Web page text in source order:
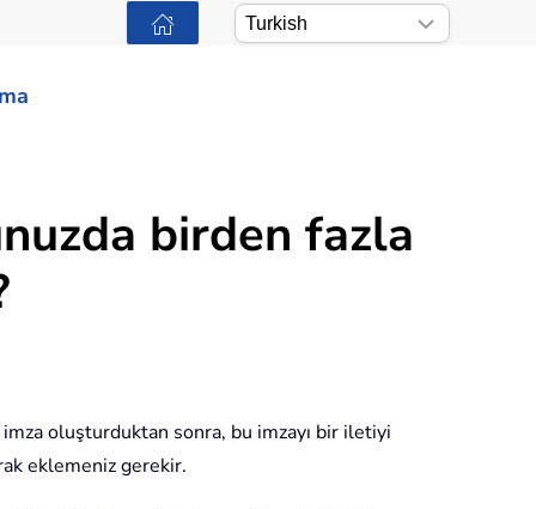
birden fazla
oluşturduktan sonra, bu imzayı bir iletiyi
eklemeniz gerekir.